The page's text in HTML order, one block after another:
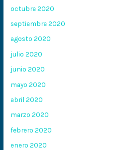
octubre 2020
septiembre 2020
agosto 2020
julio 2020
junio 2020
mayo 2020
abril 2020
marzo 2020
febrero 2020
enero 2020